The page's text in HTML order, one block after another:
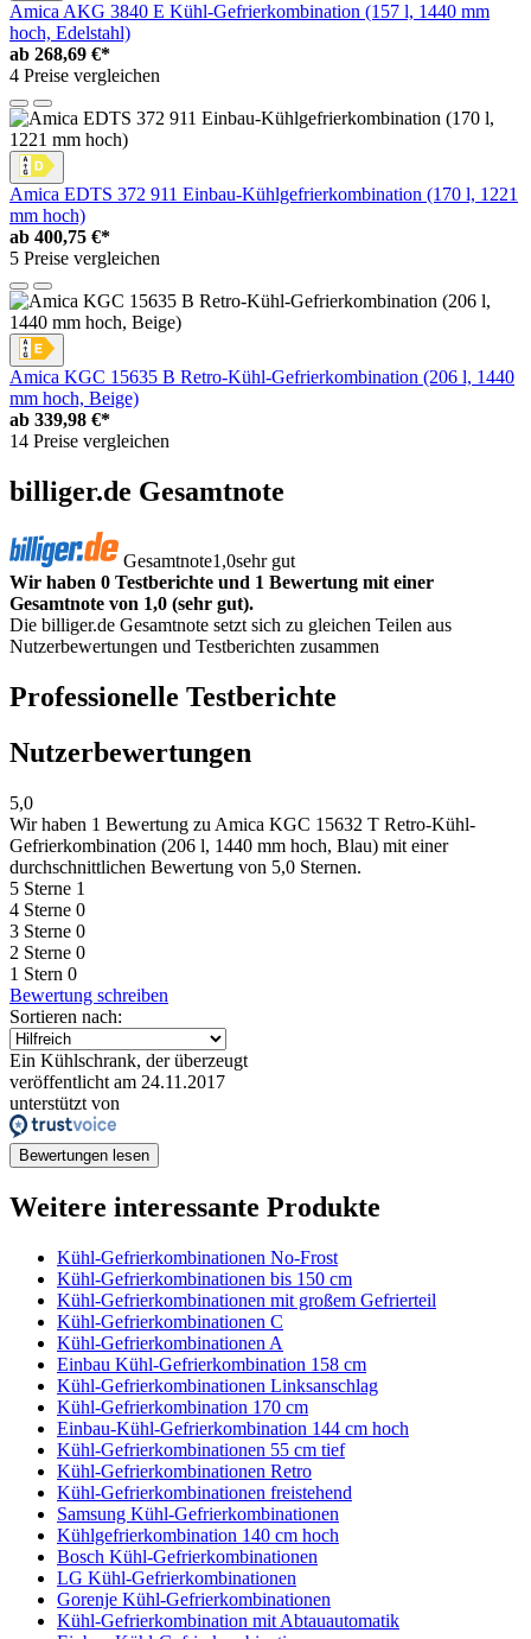
Amica AKG 3840 E Kühl-Gefrierkombination (157 l, 1440 mm
hoch, Edelstahl)
ab 268,69 €*
4 Preise vergleichen
Amica EDTS 372 911 Einbau-Kühlgefrierkombination (170 l, 1221
mm hoch)
ab 400,75 €*
5 Preise vergleichen
Amica KGC 15635 B Retro-Kühl-Gefrierkombination (206 l, 1440
mm hoch, Beige)
ab 339,98 €*
14 Preise vergleichen
billiger.de Gesamtnote
Gesamtnote1,0sehr gut
Wir haben 0 Testberichte und 1 Bewertung mit einer
Gesamtnote von 1,0 (sehr gut).
Die billiger.de Gesamtnote setzt sich zu gleichen Teilen aus
Nutzerbewertungen und Testberichten zusammen
Professionelle Testberichte
Nutzerbewertungen
5,0
Wir haben 1 Bewertung zu Amica KGC 15632 T Retro-Kühl-
Gefrierkombination (206 l, 1440 mm hoch, Blau) mit einer
durchschnittlichen Bewertung von 5,0 Sternen.
5 Sterne 1
4 Sterne 0
3 Sterne 0
2 Sterne 0
1 Stern 0
Bewertung schreiben
Sortieren nach:
Ein Kühlschrank, der überzeugt
veröffentlicht am 24.11.2017
unterstützt von
Bewertungen lesen
Weitere interessante Produkte
Kühl-Gefrierkombinationen No-Frost
Kühl-Gefrierkombinationen bis 150 cm
Kühl-Gefrierkombinationen mit großem Gefrierteil
Kühl-Gefrierkombinationen C
Kühl-Gefrierkombinationen A
Einbau Kühl-Gefrierkombination 158 cm
Kühl-Gefrierkombinationen Linksanschlag
Kühl-Gefrierkombination 170 cm
Einbau-Kühl-Gefrierkombination 144 cm hoch
Kühl-Gefrierkombinationen 55 cm tief
Kühl-Gefrierkombinationen Retro
Kühl-Gefrierkombinationen freistehend
Samsung Kühl-Gefrierkombinationen
Kühlgefrierkombination 140 cm hoch
Bosch Kühl-Gefrierkombinationen
LG Kühl-Gefrierkombinationen
Gorenje Kühl-Gefrierkombinationen
Kühl-Gefrierkombination mit Abtauautomatik